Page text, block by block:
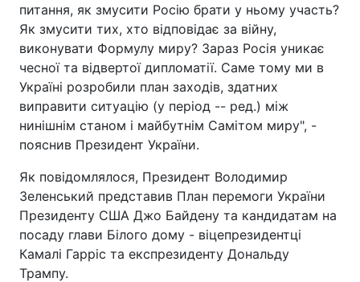
питання, як змусити Росію брати у ньому участь?
Як змусити тих, хто відповідає за війну,
виконувати Формулу миру? Зараз Росія уникає
чесної та відвертої дипломатії. Саме тому ми в
Україні розробили план заходів, здатних
виправити ситуацію (у період -- ред.) між
нинішнім станом і майбутнім Самітом миру", -
пояснив Президент України.
Як повідомлялося, Президент Володимир
Зеленський представив План перемоги України
Президенту США Джо Байдену та кандидатам на
посаду глави Білого дому - віцепрезидентці
Камалі Гарріс та експрезиденту Дональду
Трампу.